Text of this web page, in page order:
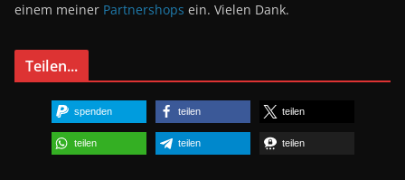
einem meiner Partnershops ein. Vielen Dank.
Teilen...
spenden teilen teilen
teilen teilen teilen